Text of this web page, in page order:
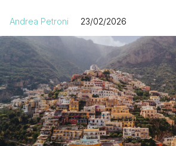
Andrea Petroni 23/02/2026